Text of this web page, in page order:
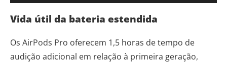
Vida útil da bateria estendida
Os AirPods Pro oferecem 1,5 horas de tempo de
audição adicional em relação à primeira geração,